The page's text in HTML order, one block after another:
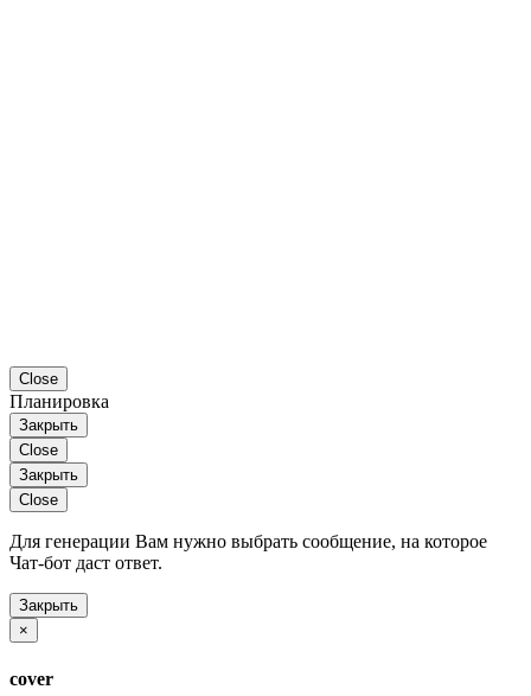
Close
Планировка
Закрыть
Close
Закрыть
Close
Для генерации Вам нужно выбрать сообщение, на которое
Чат-бот даст ответ.
Закрыть
×
cover